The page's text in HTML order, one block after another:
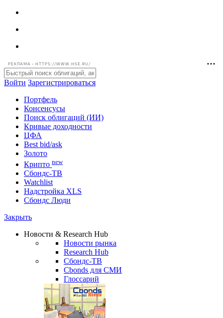
РЕКЛАМА • HTTPS://WWW.HSE.RU/
Войти Зарегистрироваться
Портфель
Консенсусы
Поиск облигаций (ИИ)
Кривые доходности
ЦФА
Best bid/ask
Золото
Крипто new
Watchlist
Сбондс Люди
Новости & Research Hub
Новости рынка
Research Hub
Сбондс-ТВ
Cbonds для СМИ
Глоссарий